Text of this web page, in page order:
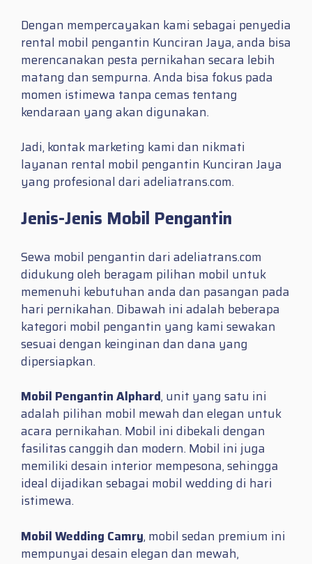
Dengan mempercayakan kami sebagai penyedia
rental mobil pengantin Kunciran Jaya, anda bisa
merencanakan pesta pernikahan secara lebih
matang dan sempurna. Anda bisa fokus pada
momen istimewa tanpa cemas tentang
kendaraan yang akan digunakan.
Jadi, kontak marketing kami dan nikmati
layanan rental mobil pengantin Kunciran Jaya
yang profesional dari adeliatrans.com.
Jenis-Jenis Mobil Pengantin
Sewa mobil pengantin dari adeliatrans.com
didukung oleh beragam pilihan mobil untuk
memenuhi kebutuhan anda dan pasangan pada
hari pernikahan. Dibawah ini adalah beberapa
kategori mobil pengantin yang kami sewakan
sesuai dengan keinginan dan dana yang
dipersiapkan.
Mobil Pengantin Alphard, unit yang satu ini
adalah pilihan mobil mewah dan elegan untuk
acara pernikahan. Mobil ini dibekali dengan
fasilitas canggih dan modern. Mobil ini juga
memiliki desain interior mempesona, sehingga
ideal dijadikan sebagai mobil wedding di hari
istimewa.
Mobil Wedding Camry, mobil sedan premium ini
mempunyai desain elegan dan mewah,